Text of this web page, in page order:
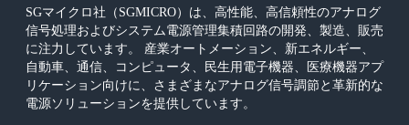
SGマイクロ社（SGMICRO）は、高性能、高信頼性のアナログ
信号処理およびシステム電源管理集積回路の開発、製造、販売
に注力しています。 産業オートメーション、新エネルギー、
自動車、通信、コンピュータ、民生用電子機器、医療機器アプ
リケーション向けに、さまざまなアナログ信号調節と革新的な
電源ソリューションを提供しています。